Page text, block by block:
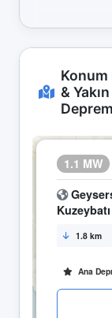
Konum
& Yakın
1.1 MW
1.8 km
Ana